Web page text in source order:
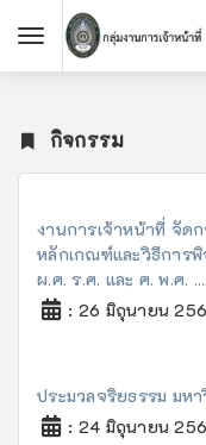
กิจกรรม
งานการเจ้าหน้าที่ จัด
หลักเกณฑ์และวิธีการ
ผ.ศ. ร.ศ. และ ศ. พ.ศ. ....
: 26 มิถุนายน
ประมวลจริยธรรม มห
: 24 มิถุนายน